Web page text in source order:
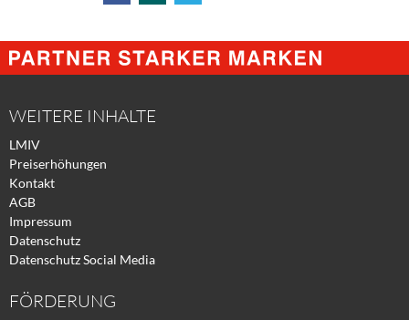
@
Facebook
@
Xing
@
Twitter
WEITERE INHALTE
LMIV
Preiserhöhungen
Kontakt
AGB
Impressum
Datenschutz
Datenschutz Social Media
FÖRDERUNG